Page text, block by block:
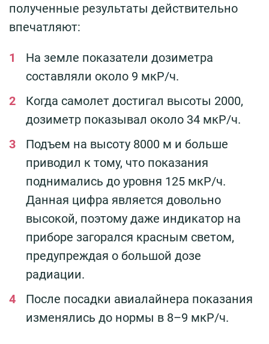
полученные результаты действительно
впечатляют:
На земле показатели дозиметра
составляли около 9 мкР/ч.
Когда самолет достигал высоты 2000,
дозиметр показывал около 34 мкР/ч.
Подъем на высоту 8000 м и больше
приводил к тому, что показания
поднимались до уровня 125 мкР/ч.
Данная цифра является довольно
высокой, поэтому даже индикатор на
приборе загорался красным светом,
предупреждая о большой дозе
радиации.
После посадки авиалайнера показания
изменялись до нормы в 8–9 мкР/ч.